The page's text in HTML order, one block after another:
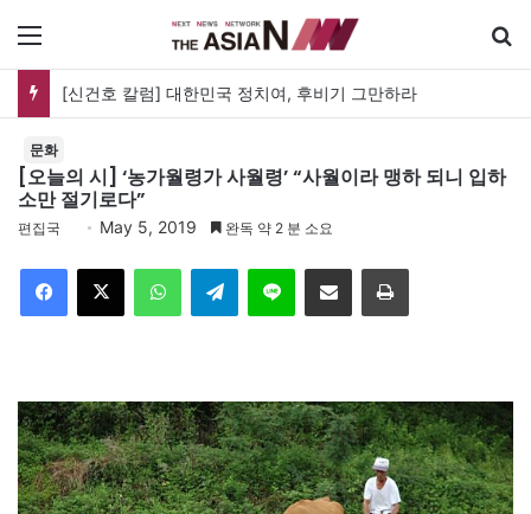
[신건호 칼럼] 대한민국 정치여, 후비기 그만하라
문화
[오늘의 시] ‘농가월령가 사월령’ “사월이라 맹하 되니 입하
소만 절기로다”
편집국 May 5, 2019 완독 약 2 분 소요
Telegram 이메일